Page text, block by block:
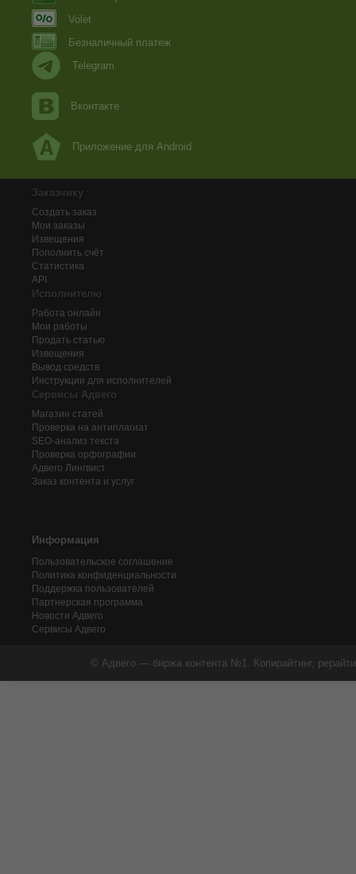
Volet
Безналичный платеж
Telegram
Вконтакте
Приложение для Android
Заказчику
Создать заказ
Мои заказы
Извещения
Пополнить счёт
Статистика
API
Исполнителю
Работа онлайн
Мои работы
Продать статью
Извещения
Вывод средств
Инструкции для исполнителей
Сервисы Адвего
Магазин статей
Проверка на антиплагиат
SEO-анализ текста
Проверка орфографии
Адвего Лингвист
Заказ контента и услуг
Информация
Пользовательское соглашение
Политика конфиденциальности
Поддержка пользователей
Партнерская программа
Новости Адвего
Сервисы Адвего
© Адвего — биржа контента №1. Копирайтинг,